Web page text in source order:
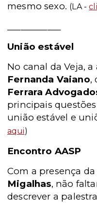
mesmo sexo. (LA -
União estável
No canal da Veja, a
Fernanda Vaiano,
Ferrara
principais
união estável e
aqui)
Encontro AASP
Com a presença da
Migalhas, não
descrever a